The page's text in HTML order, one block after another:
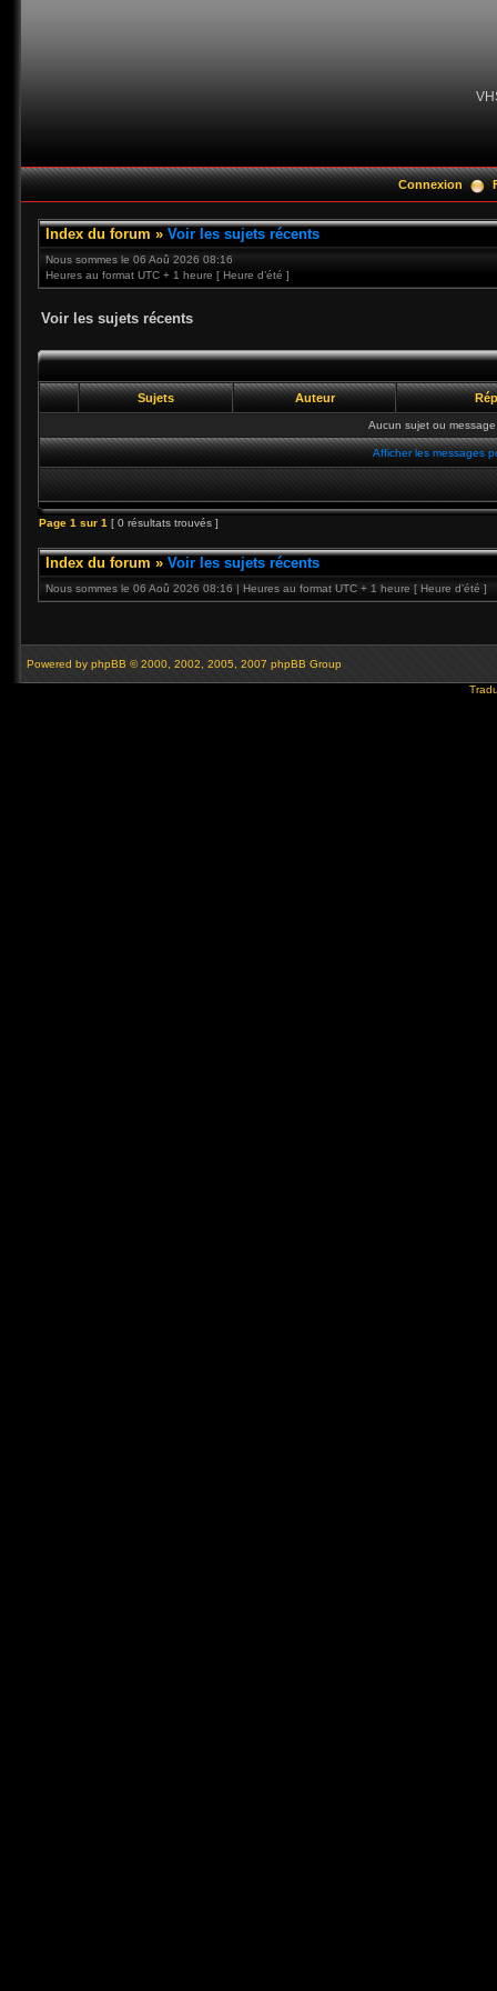
Connexion
Index du forum » Voir les sujets récents
Nous sommes le 06 Aoû 2026 08:16
Heures au format UTC + 1 heure [ Heure d’été ]
Voir les sujets récents
Sujets Auteur
Aucun sujet ou
Afficher les messages
Page 1 sur 1 [ 0 résultats trouvés ]
Index du forum » Voir les sujets récents
Nous sommes le 06 Aoû 2026 08:16 | Heures au format UTC + 1 heure [ Heure d’été ]
Powered by phpBB © 2000, 2002, 2005, 2007 phpBB Group